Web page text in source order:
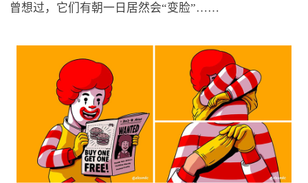
曾想过，它们有朝一日居然会“变脸”……